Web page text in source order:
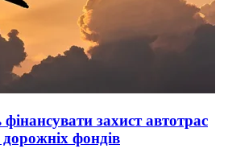
захист автотрас
фондів